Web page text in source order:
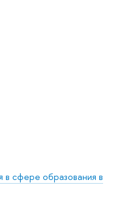
в сфере образования в